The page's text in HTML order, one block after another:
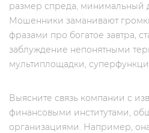
размер спреда, минимальный
Мошенники заманивают
фразами про богатое завтра,
заблуждение непонятными
мультиплощадки,
Выясните связь компании с
финансовыми институтами,
организациями. Например,